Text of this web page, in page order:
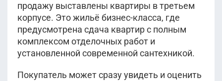
продажу выставлены квартиры в третьем
корпусе. Это жильё бизнес-класса, где
предусмотрена сдача квартир с полным
комплексом отделочных работ и
установленной современной сантехникой.
Покупатель может сразу увидеть и оценить